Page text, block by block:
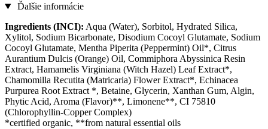
Ďalšie informácie
Ingredients (INCI): Aqua (Water), Sorbitol, Hydrated Silica,
Xylitol, Sodium Bicarbonate, Disodium Cocoyl Glutamate, Sodium
Cocoyl Glutamate, Mentha Piperita (Peppermint) Oil*, Citrus
Aurantium Dulcis (Orange) Oil, Commiphora Abyssinica Resin
Extract, Hamamelis Virginiana (Witch Hazel) Leaf Extract*,
Chamomilla Recutita (Matricaria) Flower Extract*, Echinacea
Purpurea Root Extract *, Betaine, Glycerin, Xanthan Gum, Algin,
Phytic Acid, Aroma (Flavor)**, Limonene**, CI 75810
(Chlorophyllin-Copper Complex)
*certified organic, **from natural essential oils